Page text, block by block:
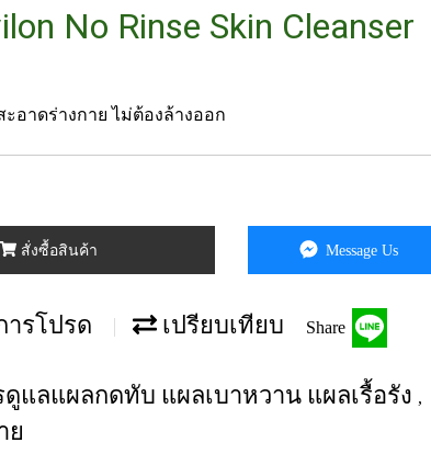
No Rinse Skin Cleanser
ะอาดร่างกาย ไม่ต้องล้างออก
สั่งซื้อสินค้า Message Us
ารโปรด เปรียบเทียบ Share
ดูแลแผลกดทับ แผลเบาหวาน แผลเรื้อรัง ,
ย